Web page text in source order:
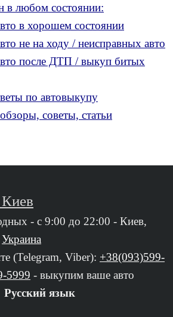
любом состоянии:
в хорошем состоянии
не на ходу / неисправных авто
после ДТП / выкуп битых
по автовыкупу
советы, статьи
- с 9:00 до 22:00 - Киев,
Украина
(Telegram, Viber): +38(093)599-
5999 - выкупим ваше авто
Русский язык